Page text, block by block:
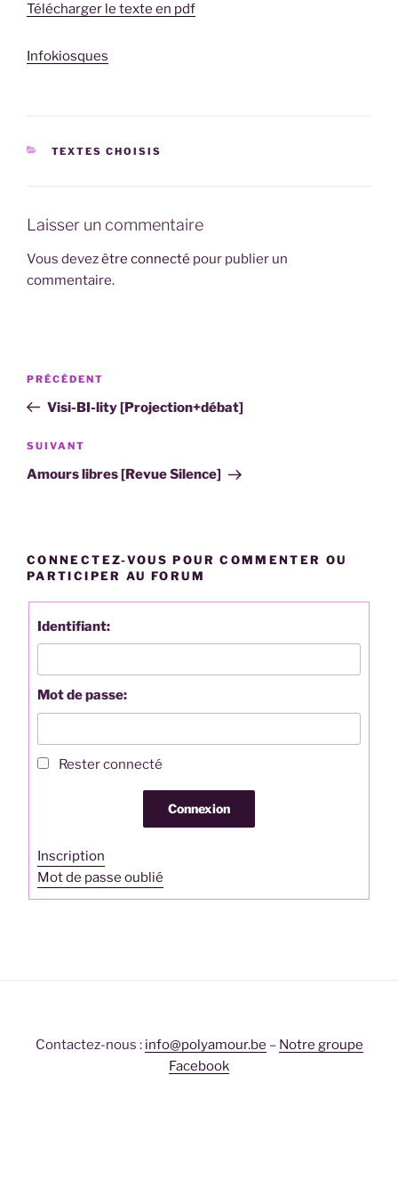
Télécharger le texte en pdf
Infokiosques
CATÉGORIES
TEXTES CHOISIS
Laisser un commentaire
Vous devezêtre connecté pour publier un
commentaire.
Navigation
l’article
Article
précédent
PRÉCÉDENT
Visi-BI-lity [Projection+débat]
Article
suivant
SUIVANT
Amours libres [Revue Silence]
CONNECTEZ-VOUS POUR COMMENTER OU
PARTICIPER AU FORUM
Identifiant:
Mot de passe:
Rester connecté
Connexion
Inscription
Mot de passe oublié
Contactez-nous : info@polyamour.be – Notre groupe
Facebook